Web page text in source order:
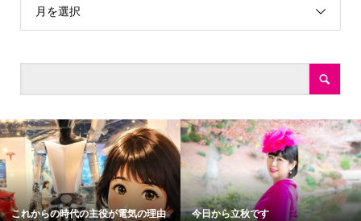
月を選択
これからの時代の主役が電気の理由 今日から立秋です